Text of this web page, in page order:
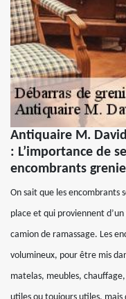
Antiquaire M.
: L’importance de
encombrants
On sait que les encombrants
place et qui proviennent
camion de ramassage. Les
volumineux, pour être mis
matelas, meubles,